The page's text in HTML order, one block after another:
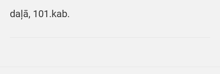
daļā, 101.kab.